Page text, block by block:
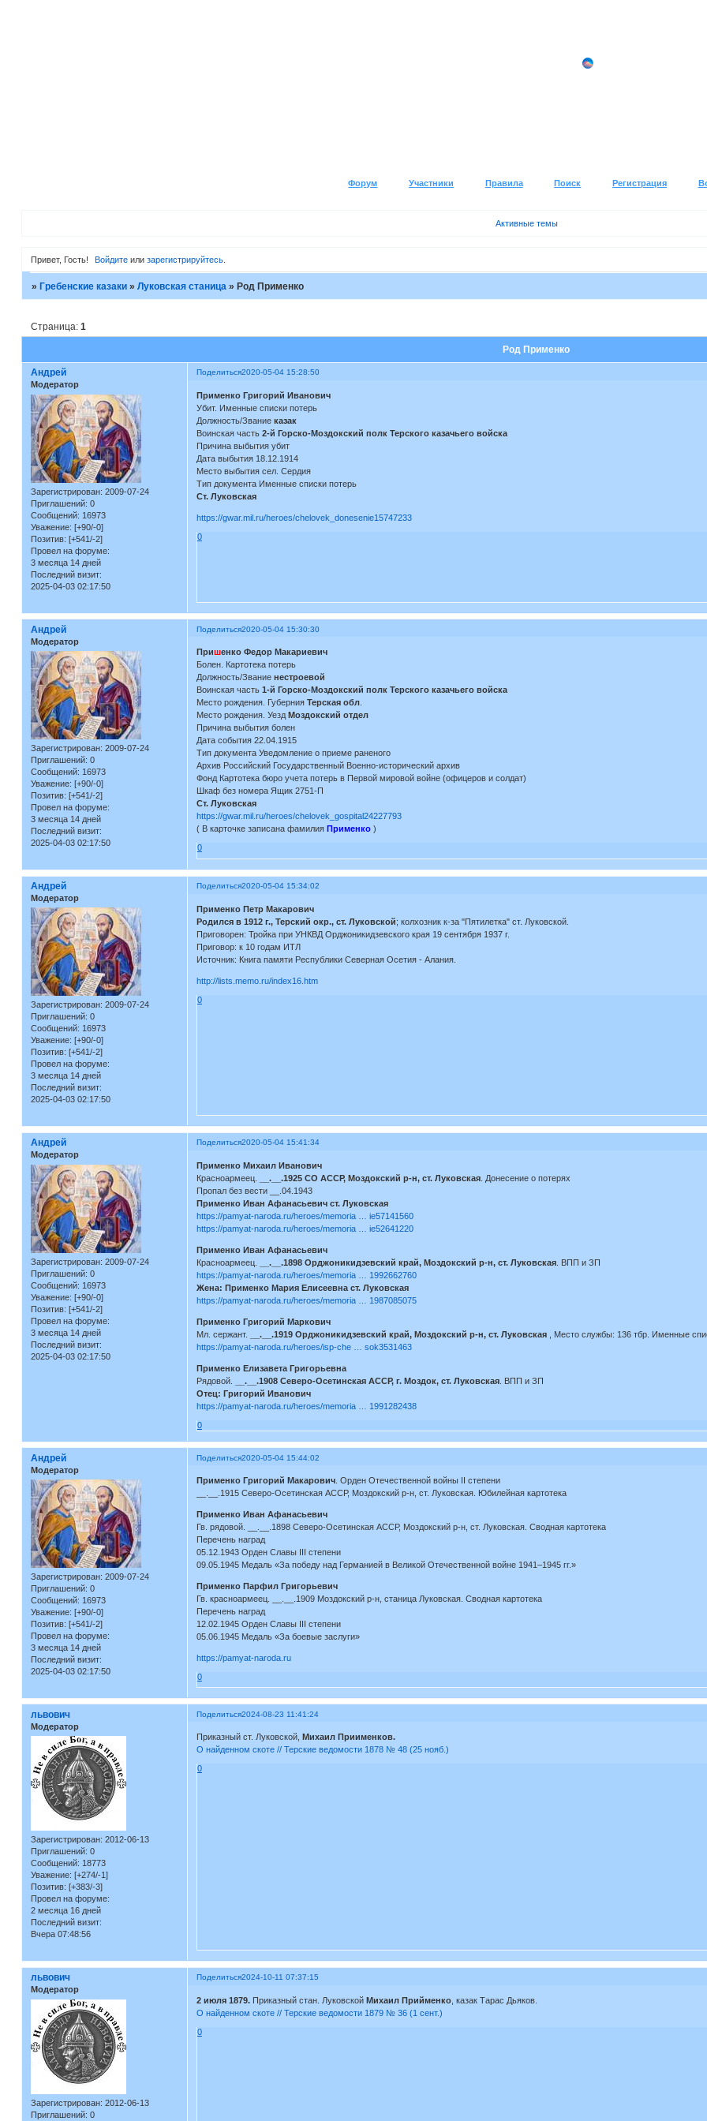
Форум Участники Правила Поиск Регистрация
Активные темы
Привет, Гость! Войдите илизарегистрируйтесь
» Гребенские казаки » Луковская станица » Род Применко
Род Применко
Страница: 1
Поделиться2020-05-04 15:28:50
Андрей
Модератор
Зарегистрирован: 2009-07-24
Приглашений: 0
Сообщений: 16973
Уважение: [+90/-0]
Позитив: [+541/-2]
Провел на форуме:
3 месяца 14 дней
Последний визит:
2025-04-03 02:17:50
Применко Григорий Иванович
Убит. Именные списки потерь
Должность/Званиеказак
Воинская часть 2-й Горско-Моздокский полк Терского казачьего войска
Причина выбытия убит
Дата выбытия 18.12.1914
Место выбытия сел. Сердия
Тип документа Именные списки потерь
Ст. Луковская
https://gwar.mil.ru/heroes/chelovek_donesenie15747233
0
Поделиться2020-05-04 15:30:30
Андрей
Модератор
Зарегистрирован: 2009-07-24
Приглашений: 0
Сообщений: 16973
Уважение: [+90/-0]
Позитив: [+541/-2]
Провел на форуме:
3 месяца 14 дней
Последний визит:
2025-04-03 02:17:50
Пришенко Федор Макариевич
Болен. Картотека потерь
Должность/Звание нестроевой
Воинская часть 1-й Горско-Моздокский полк Терского казачьего войска
Место рождения. Губерния Терская обл.
Место рождения. Уезд Моздокский отдел
Причина выбытия болен
Дата события 22.04.1915
Тип документа Уведомление о приеме раненого
Архив Российский Государственный Военно-исторический архив
Фонд Картотека бюро учета потерь в Первой мировой войне (офицеров и солдат)
Шкаф без номера Ящик 2751-П
Ст. Луковская
https://gwar.mil.ru/heroes/chelovek_gospital24227793
( В карточке записана фамилия Применко)
0
Поделиться2020-05-04 15:34:02
Андрей
Модератор
Зарегистрирован: 2009-07-24
Приглашений: 0
Сообщений: 16973
Уважение: [+90/-0]
Позитив: [+541/-2]
Провел на форуме:
3 месяца 14 дней
Последний визит:
2025-04-03 02:17:50
Применко Петр Макарович
Родился в 1912 г., Терский окр., ст. Луковской; колхозник к-за "Пятилетка" ст. Луковской.
Приговорен: Тройка при УНКВД Орджоникидзевского края 19 сентября 1937 г.
Приговор: к 10 годам ИТЛ
Источник: Книга памяти Республики Северная Осетия - Алания.
http://lists.memo.ru/index16.htm
0
Поделиться2020-05-04 15:41:34
Андрей
Модератор
Зарегистрирован: 2009-07-24
Приглашений: 0
Сообщений: 16973
Уважение: [+90/-0]
Позитив: [+541/-2]
Провел на форуме:
3 месяца 14 дней
Последний визит:
2025-04-03 02:17:50
Применко Михаил Иванович
Красноармеец.
__.__.1925 СО АССР, Моздокский р-н, ст. Луковская. Донесение о потерях
Пропал без вести __.04.1943
Применко Иван Афанасьевич ст. Луковская
https://pamyat-naroda.ru/heroes/memoria … ie57141560
https://pamyat-naroda.ru/heroes/memoria … ie52641220
Применко Иван Афанасьевич
Красноармеец.
__.__.1898 Орджоникидзевский край, Моздокский р-н, ст. Луковская. ВПП и ЗП
https://pamyat-naroda.ru/heroes/memoria … 1992662760
Жена: Применко Мария Елисеевна ст. Луковская
https://pamyat-naroda.ru/heroes/memoria … 1987085075
Применко Григорий Маркович
Мл. сержант.
__.__.1919 Орджоникидзевский край, Моздокский р-н, ст. Луковская, Место службы: 136 тбр. Именные
https://pamyat-naroda.ru/heroes/isp-che … sok3531463
Применко Елизавета Григорьевна
Рядовой.
__.__.1908 Северо-Осетинская АССР, г. Моздок, ст. Луковская. ВПП и ЗП
Отец: Григорий Иванович
https://pamyat-naroda.ru/heroes/memoria … 1991282438
0
Поделиться2020-05-04 15:44:02
Андрей
Модератор
Зарегистрирован: 2009-07-24
Приглашений: 0
Сообщений: 16973
Уважение: [+90/-0]
Позитив: [+541/-2]
Провел на форуме:
3 месяца 14 дней
Последний визит:
2025-04-03 02:17:50
Применко Григорий Макарович. Орден Отечественной войны II степени
__.__.1915 Северо-Осетинская АССР, Моздокский р-н, ст. Луковская. Юбилейная картотека
Применко Иван Афанасьевич
Гв. рядовой. __.__.1898 Северо-Осетинская АССР, Моздокский р-н, ст. Луковская. Сводная картотека
Перечень наград
05.12.1943 Орден Славы III степени
09.05.1945 Медаль «За победу над Германией в Великой Отечественной войне 1941–1945 гг.»
Применко Парфил Григорьевич
Гв. красноармеец. __.__.1909 Моздокский р-н, станица Луковская. Сводная картотека
Перечень наград
12.02.1945 Орден Славы III степени
05.06.1945 Медаль «За боевые заслуги»
https://pamyat-naroda.ru
0
Поделиться2024-08-23 11:41:24
львович
Модератор
Зарегистрирован: 2012-06-13
Приглашений: 0
Сообщений: 18773
Уважение: [+274/-1]
Позитив: [+383/-3]
Провел на форуме:
2 месяца 16 дней
Последний визит:
Вчера 07:48:56
Приказный ст. Луковской, Михаил Приименков.
О найденном скоте // Терские ведомости 1878 № 48 (25 нояб.)
0
Поделиться2024-10-11 07:37:15
львович
Модератор
Зарегистрирован: 2012-06-13
Приглашений: 0
2 июля 1879. Приказный стан. Луковской Михаил Прийменко, казак Тарас Дьяков.
О найденном скоте // Терские ведомости 1879 № 36 (1 сент.)
0